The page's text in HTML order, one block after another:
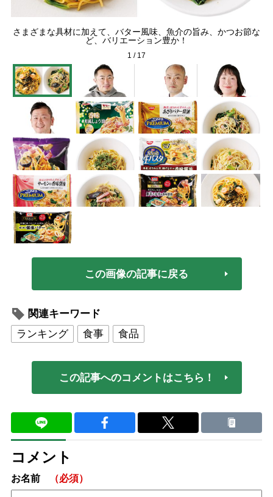
さまざまな具材に加えて、バター風味、魚介の旨み、かつお節な
ど、バリエーション豊か！
1 / 17
この画像の記事に戻る
関連キーワード
ランキング
食事 食品
この記事へのコメントはこちら！
コメント
お名前 （必須）